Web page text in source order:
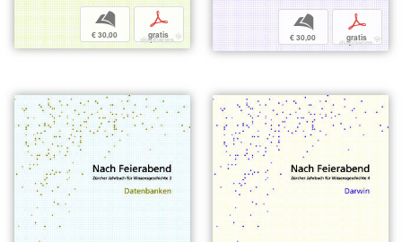
b
€ 30,00
p
gratis
b
€ 30,00
p
gratis